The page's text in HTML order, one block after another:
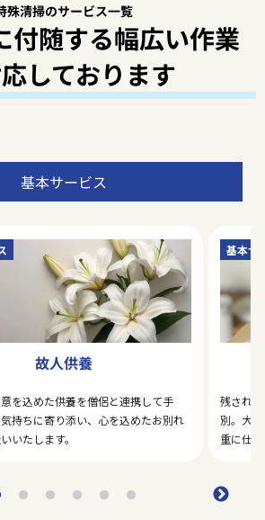
殊清掃のサービス一覧
付随する幅広い作業
しております
基本サービス
故人供養
を込めた供養を僧侶と連携して手
持ちに寄り添い、心を込めたお別れ
いたします。
基本サ
残され
別。大
重に仕